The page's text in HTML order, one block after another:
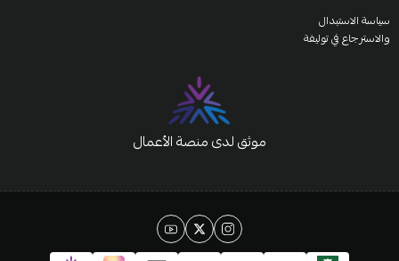
سياسة الاستبدال
والاسترجاع في توليفة
موثق لدى منصة الأعمال